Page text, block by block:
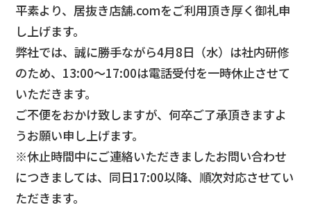
平素より、居抜き店舗.comをご利用頂き厚く御礼申
し上げます。
弊社では、誠に勝手ながら4月8日（水）は社内研修
のため、13:00～17:00は電話受付を一時休止させて
いただきます。
ご不便をおかけ致しますが、何卒ご了承頂きますよ
うお願い申し上げます。
※休止時間中にご連絡いただきましたお問い合わせ
につきましては、同日17:00以降、順次対応させてい
ただきます。